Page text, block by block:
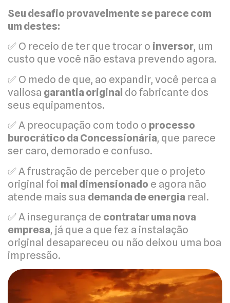
Seu desafio provavelmente se parece com
um destes:
✅ O receio de ter que trocar o inversor, um
custo que você não estava prevendo agora.
✅ O medo de que, ao expandir, você perca a
valiosa garantia original do fabricante dos
seus equipamentos.
✅ A preocupação com todo o processo
burocrático da Concessionária, que parece
ser caro, demorado e confuso.
✅ A frustração de perceber que o projeto
original foi mal dimensionado e agora não
atende mais sua demanda de energia real.
✅ A insegurança de contratar uma nova
empresa, já que a que fez a instalação
original desapareceu ou não deixou uma boa
impressão.